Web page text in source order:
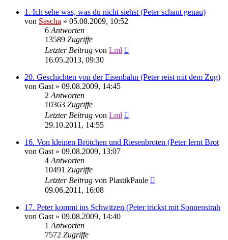
1. Ich sehe was, was du nicht siehst (Peter schaut genau)
von Sascha » 05.08.2009, 10:52
6 Antworten
13589 Zugriffe
Letzter Beitrag von Lml
16.05.2013, 09:30
20. Geschichten von der Eisenbahn (Peter reist mit dem Zug)
von Gast » 09.08.2009, 14:45
2 Antworten
10363 Zugriffe
Letzter Beitrag von Lml
29.10.2011, 14:55
16. Von kleinen Brötchen und Riesenbroten (Peter lernt Brot
von Gast » 09.08.2009, 13:07
4 Antworten
10491 Zugriffe
Letzter Beitrag von PlastikPaule
09.06.2011, 16:08
17. Peter kommt ins Schwitzen (Peter trickst mit Sonnenstrah
von Gast » 09.08.2009, 14:40
1 Antworten
7572 Zugriffe